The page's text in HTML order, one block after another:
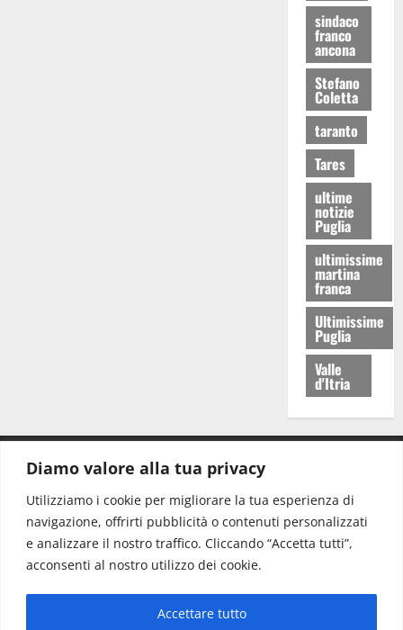
Diamo valore alla tua privacy
Utilizziamo i cookie per migliorare la tua esperienza di
navigazione, offrirti pubblicità o contenuti personalizzati
e analizzare il nostro traffico. Cliccando “Accetta tutti”,
acconsenti al nostro utilizzo dei cookie.
Accettare tutto
sindaco
franco
ancona
Stefano
Coletta
taranto
Tares
ultime
notizie
Puglia
ultimissime
martina
franca
Ultimissime
Puglia
Valle
d'Itria
Redazione: redazione@www.martinasera.it
Direttore:direttore@www.martinasera.it
Info & Commerciale:info@www.martinasera.it